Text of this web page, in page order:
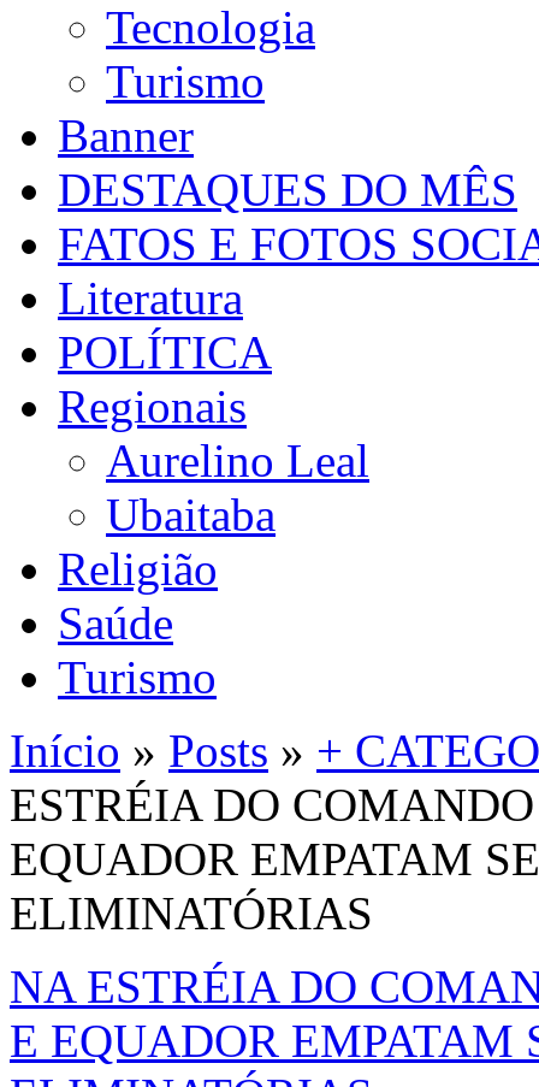
Tecnologia
Turismo
Banner
DESTAQUES DO MÊS
FATOS E FOTOS
Literatura
POLÍTICA
Regionais
Aurelino Leal
Ubaitaba
Religião
Saúde
Turismo
Início » Posts » +
ESTRÉIA DO
EQUADOR EMPATAM
ELIMINATÓRIAS
NA ESTRÉIA DO
E EQUADOR EMPATAM